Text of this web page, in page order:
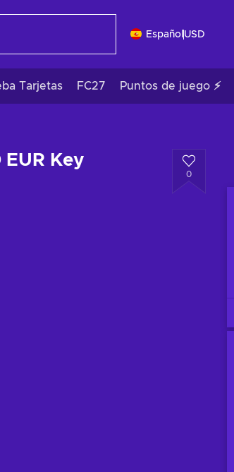
Español USD
Tarjetas FC27 Puntos de juego ⚡
Key
0